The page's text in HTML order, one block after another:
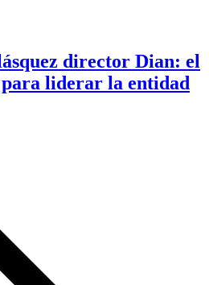
director Dian: el
liderar la entidad